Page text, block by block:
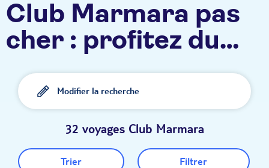
Club Marmara pas
cher : profitez du
tout compris, de
l'animation 100%
francophone, 100%
fun !
Modifier la recherche
32 voyages Club Marmara
Trier Filtrer